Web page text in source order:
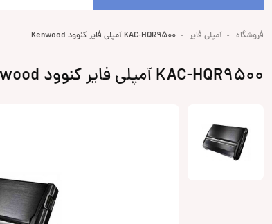
فروشگاه آمپلی فایر KAC-HQR9500 آمپلی فایر کنوود Kenwood
KAC-HQR9500 آمپلی فایر کنوود Kenwood